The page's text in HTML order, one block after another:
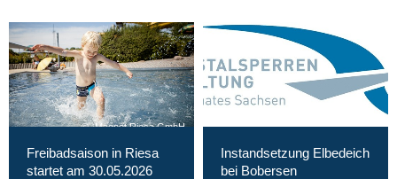
Magnet Riesa GmbH
Freibadsaison in Riesa
startet am 30.05.2026
Instandsetzung Elbedeich
bei Bobersen